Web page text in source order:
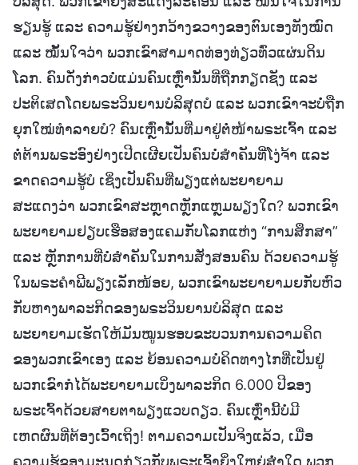
ຮຽນຮູ້ ແລະ ຄວາມຮູ້ຢ່າງກວ້າງຂວາງຂອງຕົນເອງທັງໝົດ
ແລະ ໝັ້ນໃຈວ່າ ພວກເຂົາສາມາດທ່ອງທ່ຽວທົ່ວແຜ່ນດິນ
ໂລກ. ຄົນດັ່ງກ່າວບໍ່ແມ່ນຄົນເຫຼົ່ານັ້ນທີ່ຖືກກຽດຊັງ ແລະ
ປະຕິເສດໂດຍພຣະວິນຍານບໍລິສຸດບໍ ແລະ ພວກເຂົາຈະບໍ່ຖືກ
ຍຸກໃໝ່ທຳລາຍບໍ? ຄົນເຫຼົ່ານັ້ນທີ່ມາຢູ່ຕໍ່ໜ້າພຣະເຈົ້າ ແລະ
ຕໍ່ຕ້ານພຣະອົງຢ່າງເປີດເຜີຍເປັນຄົນບໍ່ສຳຄັນທີ່ໂງ່ຈ້າ ແລະ
ຂາດຄວາມຮູ້ບໍ ເຊິ່ງເປັນຄົນທີ່ພຽງແຕ່ພະຍາຍາມ
ສະແດງວ່າ ພວກເຂົາສະຫຼາດຫຼັກແຫຼມພຽງໃດ? ພວກເຂົາ
ພະຍາຍາມຢຽບເຮືອສອງແຄມກັບໂລກແຫ່ງ “ການສຶກສາ”
ແລະ ຫຼັກການທີ່ບໍ່ສຳຄັນໃນການສັ່ງສອນຄົນ ດ້ວຍຄວາມຮູ້
ໃນພຣະຄຳພີພຽງເລັກໜ້ອຍ, ພວກເຂົາພະຍາຍາມຍກັບຫົວ
ກັບຫາງພາລະກິດຂອງພຣະວິນຍານບໍລິສຸດ ແລະ
ພະຍາຍາມເຮັດໃຫ້ມັນໝູນຮອບຂະບວນການຄວາມຄິດ
ຂອງພວກເຂົາເອງ ແລະ ຍ້ອນຄວາມບໍ່ຄິດທາງໄກທີ່ເປັນຢູ່
ພວກເຂົາກໍໄດ້ພະຍາຍາມເບິ່ງພາລະກິດ 6.000 ປີຂອງ
ພຣະເຈົ້າດ້ວຍສາຍຕາພຽງແວບດຽວ. ຄົນເຫຼົ່ານີ້ບໍ່ມີ
ເຫດຜົນທີ່ຕ້ອງເວົ້າເຖິງ! ຕາມຄວາມເປັນຈິງແລ້ວ, ເມື່ອ
ຄວາມຮູ້ຂອງມະນຸດກ່ຽວກັບພຣະເຈົ້າຍິ່ງໃຫຍ່ສໍ່າໃດ ພວກ